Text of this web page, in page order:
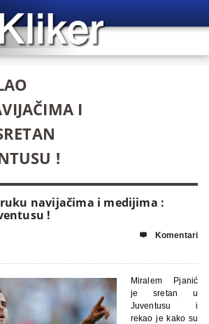
I
!
navijačima i medijima :
!
 Komentari
Miralem Pjanić
je sretan u
Juventusu i
rekao je kako su